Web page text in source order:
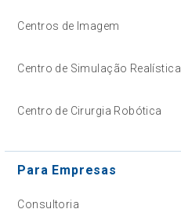
Centros de Imagem
Centro de Simulação Realística
Centro de Cirurgia Robótica
Para Empresas
Consultoria